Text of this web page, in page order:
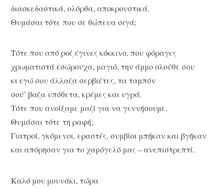
διασκεδαστικά, ολόρθα, αποκρουστικά.
Θυμάσαι τότε που σε θώπευα σιγά;
Τότε που από ροζ έγινες κόκκινο, που φόραγες
χρωματιστά εσώρουχα, μαγιό, την άμμο ολούθε σου
κι εγώ σου άλλαζα σερβιέτες, τα ταμπόν
σού’ βαζα υπόθετα, κρέμες και υγρά.
Τότε που ανοίξαμε μαζί για να γεννήσουμε.
Θυμάσαι τότε τη ραφή;
Γιατροί, γκόμενοι, εραστές, συμβίοι μπήκαν και βγήκαν
και απόρησαν για το χαμόγελό μας – ανεπιστρεπτί.
Καλό μου μουνάκι, τώρα